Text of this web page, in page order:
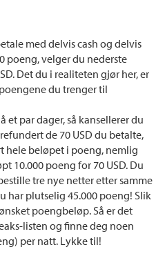
med delvis cash og delvis
poeng, velger du nederste
Det du i realiteten gjør her, er
du trenger til
et par dager, så kansellerer du
de 70 USD du betalte,
hele beløpet i poeng, nemlig
10.000 poeng for 70 USD. Du
tre nye netter etter samme
har plutselig 45.000 poeng! Slik
poengbeløp. Så er det
listen og finne deg noen
per natt. Lykke til!